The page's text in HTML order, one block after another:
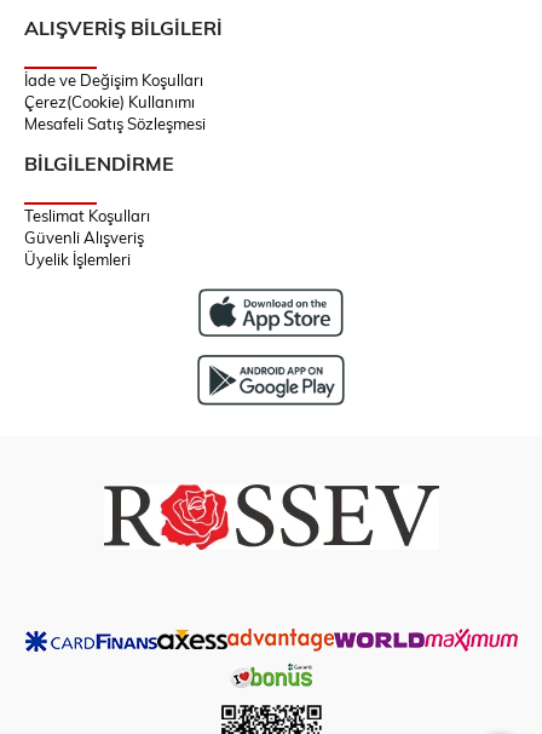
ALIŞVERİŞ BİLGİLERİ
İade ve Değişim Koşulları
Çerez(Cookie) Kullanımı
Mesafeli Satış Sözleşmesi
BİLGİLENDİRME
Teslimat Koşulları
Güvenli Alışveriş
Üyelik İşlemleri